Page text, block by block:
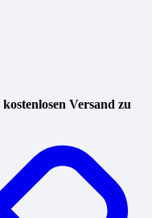
kostenlosen Versand zu